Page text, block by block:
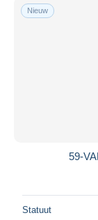
Nieuw
59-
Statuut